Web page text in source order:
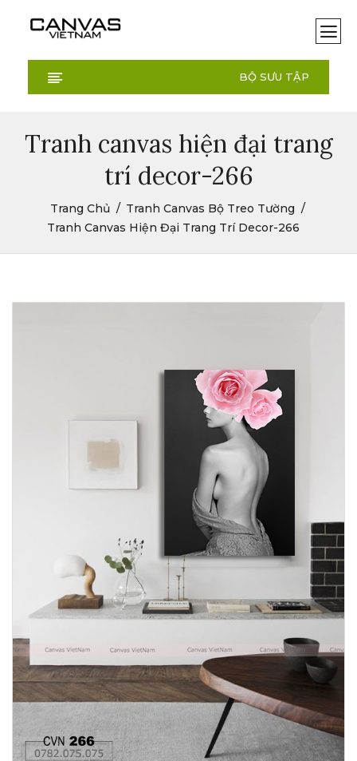
BỘ SƯU TẬP
Tranh canvas hiện đại trang
trí decor-266
Trang Chủ
Tranh Canvas Bộ Treo Tường
Tranh Canvas Hiện Đại Trang Trí Decor-266